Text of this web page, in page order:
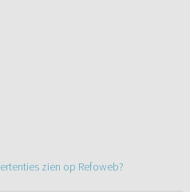
zien op Refoweb?